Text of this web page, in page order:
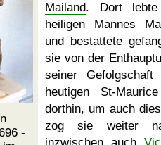
-
Mailand. Dort
heiligen Mannes
und bestattete
sie von der
seiner
heutigen St-Maurice
dorthin, um auch
zog sie weiter